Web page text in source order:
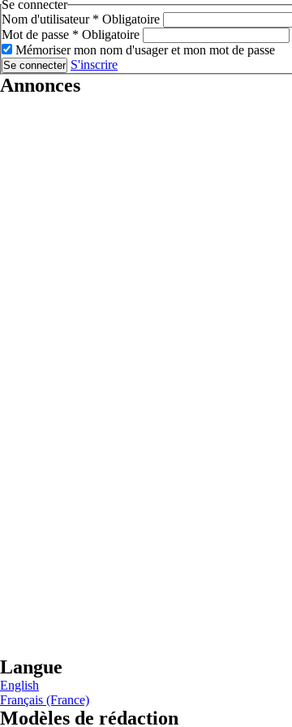
Se connecter
Nom d'utilisateur * Obligatoire
Mot de passe * Obligatoire
Mémoriser mon nom d'usager et mon mot de passe
Se connecter S'inscrire
Annonces
Langue
English
Français (France)
Modèles de rédaction